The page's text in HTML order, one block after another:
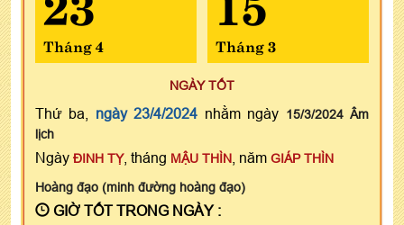
Tháng 4 Tháng 3
NGÀY TỐT
Thứ ba, ngày 23/4/2024 nhằm ngày 15/3/2024 Âm
lịch
Ngày ĐINH TỴ, tháng MẬU THÌN , năm GIÁP THÌN
Hoàng đạo (minh đường hoàng đạo)
GIỜ TỐT TRONG NGÀY :